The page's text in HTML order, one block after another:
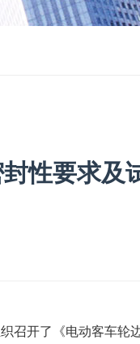
性要求及
召开了《电动客车轮